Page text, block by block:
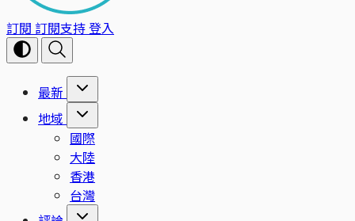
訂閱 訂閱支持登入
最新
地域
國際
大陸
香港
台灣